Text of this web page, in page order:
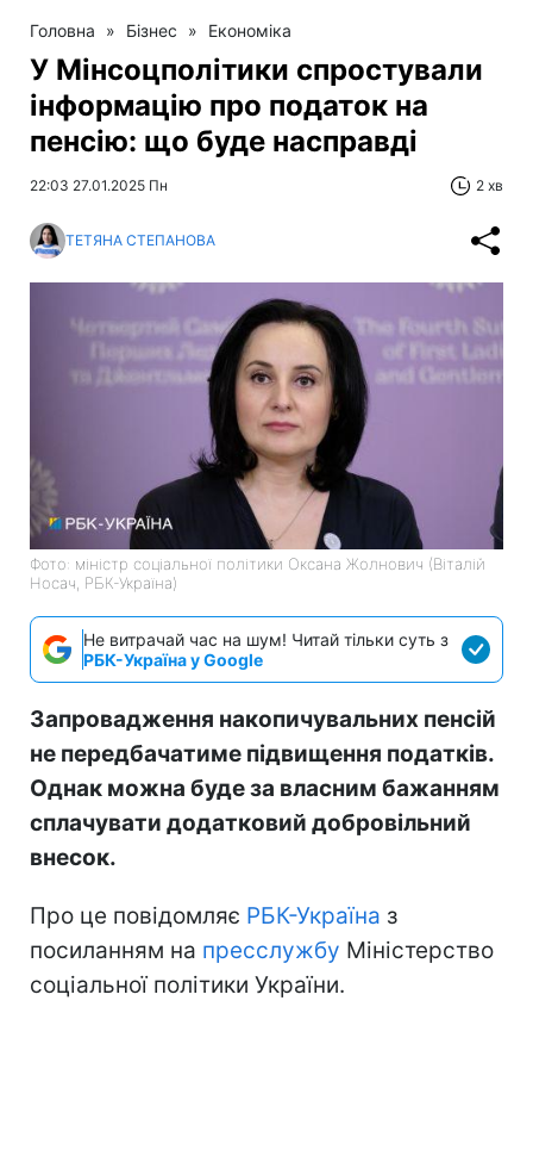
Головна » Бізнес » Економіка
У Мінсоцполітики спростували
інформацію про податок на
пенсію: що буде насправді
22:03 27.01.2025 Пн 2 хв
ТЕТЯНА СТЕПАНОВА
Фото: міністр соціальної політики Оксана Жолнович (Віталій
Носач, РБК-Україна)
Не витрачай час на шум! Читай тільки суть з
РБК-Україна у Google
Запровадження накопичувальних пенсій
не передбачатиме підвищення податків.
Однак можна буде за власним бажанням
сплачувати додатковий добровільний
внесок.
Про це повідомляє РБК-Україна з
посиланням на пресслужбу Міністерство
соціальної політики України.